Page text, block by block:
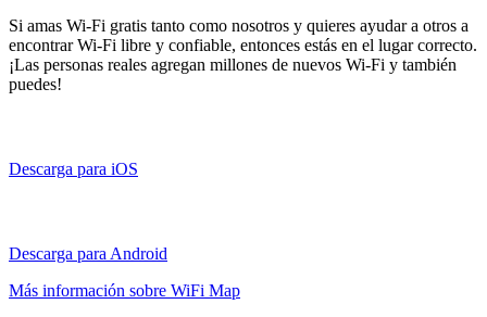
Si amas Wi-Fi gratis tanto como nosotros y quieres ayudar a otros a
encontrar Wi-Fi libre y confiable, entonces estás en el lugar correcto.
¡Las personas reales agregan millones de nuevos Wi-Fi y también
puedes!
Descarga para iOS
Descarga para Android
Más información sobre WiFi Map